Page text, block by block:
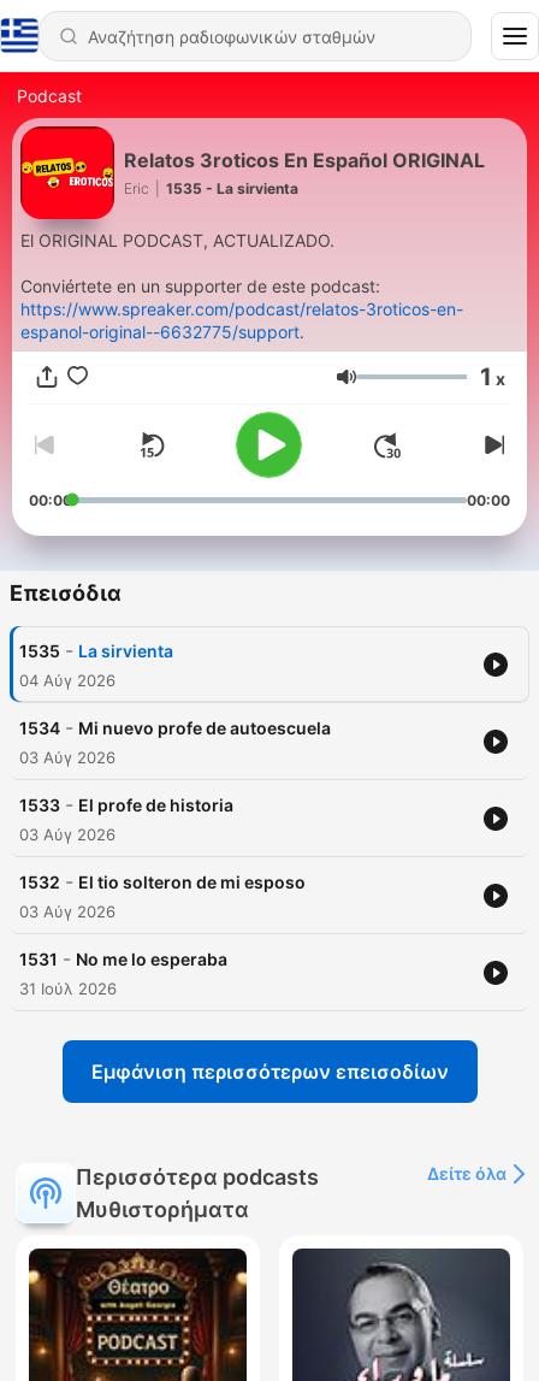
Podcast
Relatos 3roticos En Español ORIGINAL
Eric 1535 - La sirvienta
El ORIGINAL PODCAST, ACTUALIZADO.
Conviértete en un supporter de este podcast:
https://www.spreaker.com/podcast/relatos-3roticos-en-
espanol-original--6632775/support.
Ένταση 1 x
00:00 00:00
Επεισόδια
1535 - La sirvienta
04 Αύγ 2026
1534 - Mi nuevo profe de autoescuela
03 Αύγ 2026
1533 - El profe de historia
03 Αύγ 2026
1532 - El tio solteron de mi esposo
03 Αύγ 2026
1531 - No me lo esperaba
31 Ιούλ 2026
Εμφάνιση περισσότερων επεισοδίων
Περισσότερα podcasts
Μυθιστορήματα
Δείτε όλα